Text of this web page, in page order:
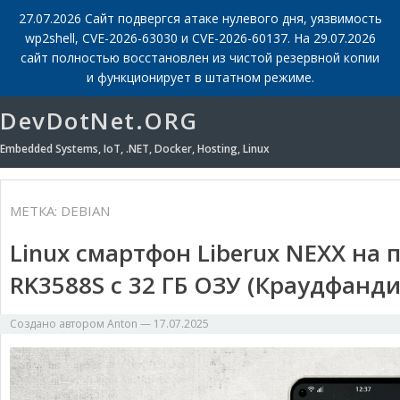
27.07.2026 Сайт подвергся атаке нулевого дня, уязвимость
wp2shell, CVE-2026-63030 и CVE-2026-60137. На 29.07.2026
сайт полностью восстановлен из чистой резервной копии
и функционирует в штатном режиме.
DevDotNet.ORG
Embedded Systems, IoT, .NET, Docker, Hosting, Linux
МЕТКА: DEBIAN
Linux смартфон Liberux NEXX на
RK3588S с 32 ГБ ОЗУ
Создано автором Anton — 17.07.2025